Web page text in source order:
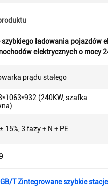
ładowania pojazdów
elektrycznych o mocy
prądu stałego
(240KW, szafka
15%, 3 fazy + N + PE
T Zintegrowane szybkie